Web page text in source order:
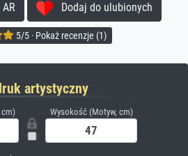
Dodaj do ulubionych
5/5 · Pokaż recenzje (1)
artystyczny
Wysokość (Motyw, cm)